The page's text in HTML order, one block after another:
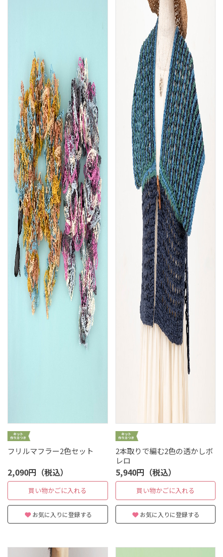
フリルマフラー2色セット
2,090円（税込）
買い物かごに入れる
お気に入りに登録する
2本取りで編む2色の透かしボ
レロ
5,940円（税込）
買い物かごに入れる
お気に入りに登録する